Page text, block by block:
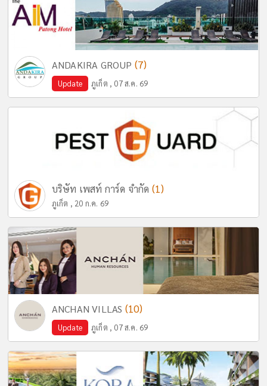
ANDAKIRA GROUP (7)
Update ภูเก็ต , 07 ส.ค. 69
บริษัท เพสท์ การ์ด จำกัด (1)
ภูเก็ต , 20 ก.ค. 69
ANCHAN VILLAS (10)
Update ภูเก็ต , 07 ส.ค. 69